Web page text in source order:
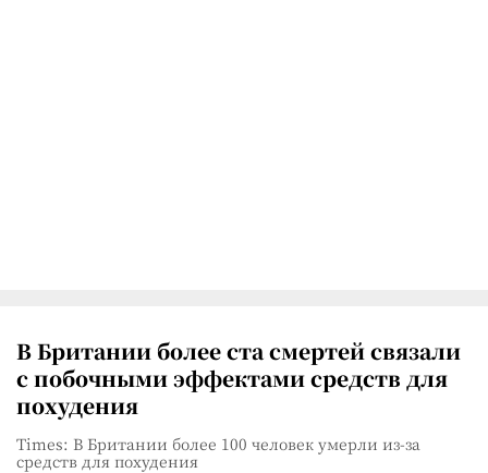
В Британии более ста смертей связали
с побочными эффектами средств для
похудения
Times: В Британии более 100 человек умерли из-за
средств для похудения